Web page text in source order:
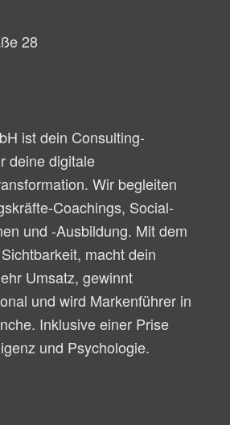
28
ist dein Consulting-
deine digitale
Wir begleiten
Coachings, Social-
und -Ausbildung. Mit dem
macht dein
Umsatz, gewinnt
und wird Markenführer in
Inklusive einer Prise
und Psychologie.